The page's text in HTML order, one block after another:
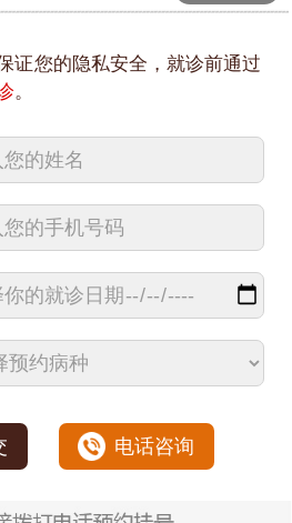
证您的隐私安全，就诊前通过
。
电话咨询